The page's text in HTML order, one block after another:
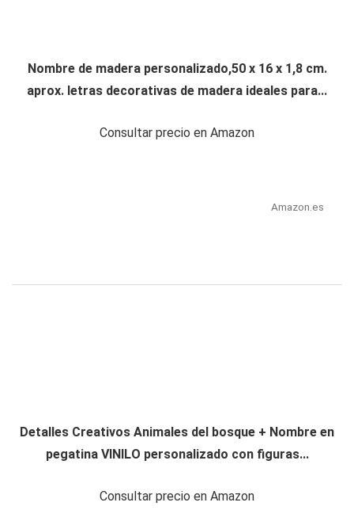
Nombre de madera personalizado,50 x 16 x 1,8 cm.
aprox. letras decorativas de madera ideales para...
Consultar precio en Amazon
Amazon.es
Detalles Creativos Animales del bosque + Nombre en
pegatina VINILO personalizado con figuras...
Consultar precio en Amazon